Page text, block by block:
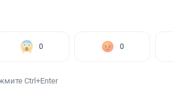
0 0
Ctrl+Enter